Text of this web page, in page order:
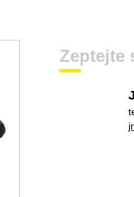
Zeptejte